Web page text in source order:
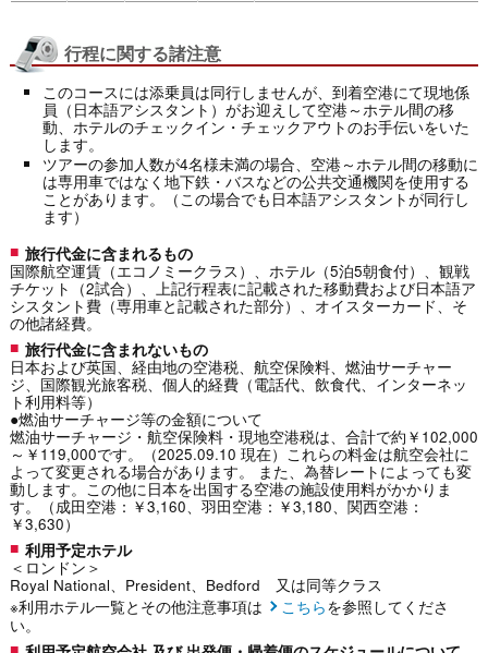
行程に関する諸注意
このコースには添乗員は同行しませんが、到着空港にて現地係
員（日本語アシスタント）がお迎えして空港～ホテル間の移
動、ホテルのチェックイン・チェックアウトのお手伝いをいた
します。
ツアーの参加人数が4名様未満の場合、空港～ホテル間の移動に
は専用車ではなく地下鉄・バスなどの公共交通機関を使用する
ことがあります。（この場合でも日本語アシスタントが同行し
ます）
旅行代金に含まれるもの
国際航空運賃（エコノミークラス）、ホテル（5泊5朝食付）、観戦
チケット（2試合）、上記行程表に記載された移動費および日本語ア
シスタント費（専用車と記載された部分）、オイスターカード、そ
の他諸経費。
旅行代金に含まれないもの
日本および英国、経由地の空港税、航空保険料、燃油サーチャー
ジ、国際観光旅客税、個人的経費（電話代、飲食代、インターネッ
ト利用料等）
●燃油サーチャージ等の金額について
燃油サーチャージ・航空保険料・現地空港税は、合計で約￥102,000
～￥119,000です。（2025.09.10 現在）これらの料金は航空会社に
よって変更される場合があります。 また、為替レートによっても変
動します。この他に日本を出国する空港の施設使用料がかかりま
す。（成田空港：￥3,160、羽田空港：￥3,180、関西空港：
￥3,630）
利用予定ホテル
＜ロンドン＞
Royal National、President、Bedford 又は同等クラス
※利用ホテル一覧とその他注意事項は
こちらを参照してくださ
い。